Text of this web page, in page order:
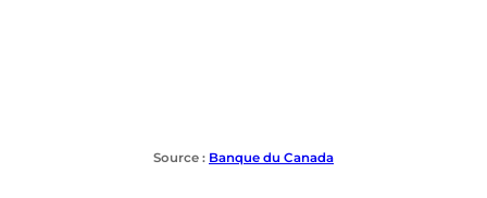
Source : Banque du Canada